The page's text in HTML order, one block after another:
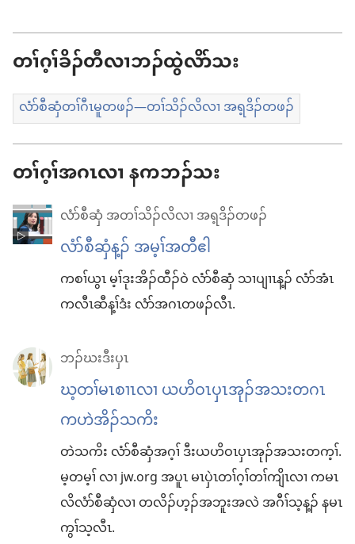
တ
တၢ်
ဒီ
တၢ်ဂ့ၢ်ခိၣ်တီလၢဘၣ်ထွဲလိာ်သး
လံာ်စီဆှံတၢ်ဂီၤမူတဖၣ်—တၢ်သိၣ်လိလၢ အရ့ဒိၣ်တဖၣ်
တၢ်ဂ့ၢ်အဂၤလၢ နကဘၣ်သး
လံာ်စီဆှံ အတၢ်သိၣ်လိလၢ အရ့ဒိၣ်တဖၣ်
လံာ်စီဆှံ​န့ၣ်​ အမ့ၢ်​အတီ​ဧါ
ကစၢ်​ယွၤ မ့ၢ်​ဒုးအိၣ်​ထီၣ်ဝဲ လံာ်စီဆှံ သၢ​ပျၢၤ​န့ၣ်​ လံာ်​အံၤ
က​လီၤဆီ​န့ၢ်ဒံး လံာ်​အဂၤ​တဖၣ်​လီၤ.
ဘၣ်ဃးဒီးပှၤ
ဃ့တၢ်မၤစၢၤလၢ ယဟိဝၤပှၤအုၣ်အသးတဂၤ
ကဟဲအိၣ်သကိး
တဲသကိး လံာ်စီဆှံအဂ့ၢ် ဒီးယဟိဝၤပှၤအုၣ်အသးတက့ၢ်.
မ့တမ့ၢ် လၢ jw.org အပူၤ မၤပှဲၤတၢ်ဂ့ၢ်တၢ်ကျိၤလၢ ကမၤ
လိလံာ်စီဆှံလၢ တလိၣ်ဟ့ၣ်အဘူးအလဲ အဂီၢ်သ့န့ၣ် နမၤ
ကွၢ်သ့လီၤ.